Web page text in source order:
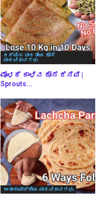
ದಕ್ಷಿಣ ಭಾರತೀಯ ದೋಸೆ
ಪಾಕವಿಧಾನಗಳು
ಮೊಳಕೆ ಕಾಳಿನ ದೋಸೆ ರೆಸಿಪಿ |
Sprouts...
ಅಂತಾರಾಷ್ಟ್ರೀಯ ಪಾಕವಿಧಾನಗಳು